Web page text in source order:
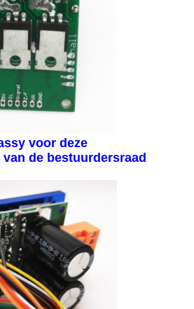
voor deze
de bestuurdersraad